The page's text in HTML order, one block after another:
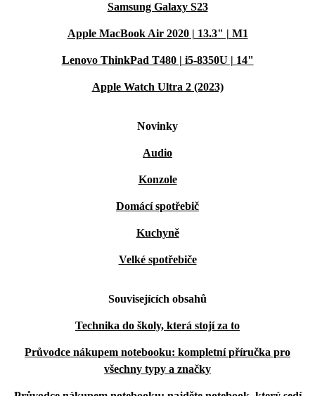
Samsung Galaxy S23
Apple MacBook Air 2020 | 13.3" | M1
Lenovo ThinkPad T480 | i5-8350U | 14"
Apple Watch Ultra 2 (2023)
Novinky
Audio
Konzole
Domácí spotřebič
Kuchyně
Velké spotřebiče
Souvisejících obsahů
Technika do školy, která stojí za to
Průvodce nákupem notebooku: kompletní příručka pro
všechny typy a značky